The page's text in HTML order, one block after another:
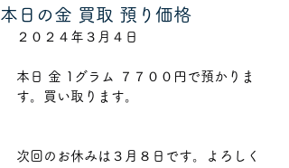
本日の金 買取 預り価格
２０２４年３月４日
本日 金 1グラム ７７００円で預かりま
す。買い取ります。
次回のお休みは３月８日です。よろしく